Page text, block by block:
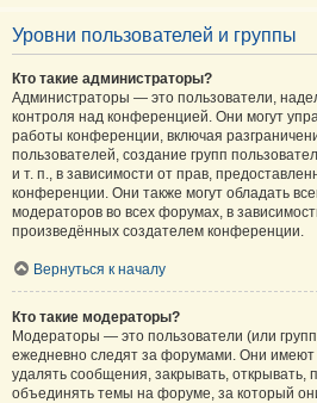
Уровни пользователей и группы
Кто такие администраторы?
Администраторы — это пользователи,
контроля над конференцией. Они могут
работы конференции, включая
пользователей, создание групп
и т. п., в зависимости от прав,
конференции. Они также могут обладать
модераторов во всех форумах, в
произведённых создателем конференции.
Вернуться к началу
Кто такие модераторы?
Модераторы — это пользователи (или
ежедневно следят за форумами. Они имеют
удалять сообщения, закрывать, открывать,
объединять темы на форуме, за который